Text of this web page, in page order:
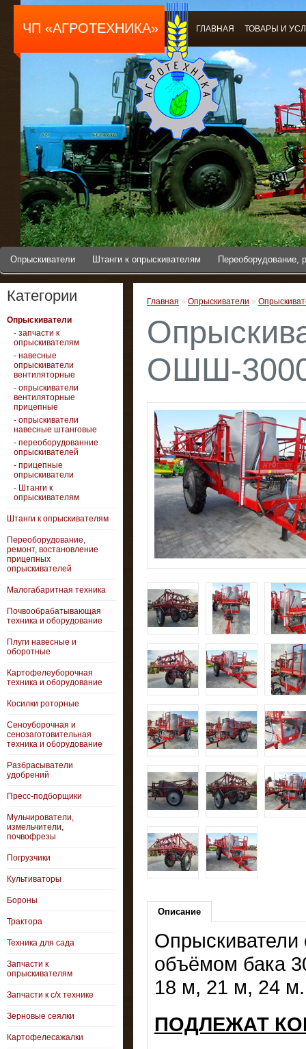
ЧП «АГРОТЕХНИКА» ГЛАВНАЯ ТОВАРЫ И
Опрыскиватели Штанги к опрыскивателям Переоборудование,
Категории
Опрыскиватели
- запчасти к
опрыскивателям
- навесные
опрыскиватели
вентиляторные
- опрыскиватели
вентиляторные
прицепные
- опрыскиватели
навесные штанговые
- переоборудованние
опрыскивателей
- прицепные
опрыскиватели
- Штанги к
опрыскивателям
Штанги к опрыскивателям
Переоборудование,
ремонт, востановление
прицепных
опрыскивателей
Малогабаритная техника
Почвообрабатывающая
техника и оборудование
Плуги навесные и
оборотные
Картофелеуборочная
техника и оборудование
Косилки роторные
Сеноуборочная и
сенозаготовительная
техника и оборудование
Разбрасыватели
удобрений
Пресс-подборщики
Мульчирователи,
измельчители,
почвофрезы
Погрузчики
Культиваторы
Бороны
Трактора
Техника для сада
Запчасти к
опрыскивателям
Запчасти к с/х технике
Зерновые сеялки
Картофелесажалки
Главная » Опрыскиватели »
ОШШ-3000
Описание
объёмом бака
18 м, 21 м, 24 м.
ПОДЛЕЖАТ